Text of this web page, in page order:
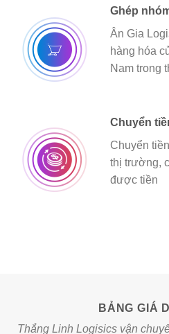
Ghép
Ân Gia
hàng hóa
Nam trong
Chuyển
Chuyển
thị trường,
được tiền
BẢNG GIÁ
Thắng Linh Logisics vận